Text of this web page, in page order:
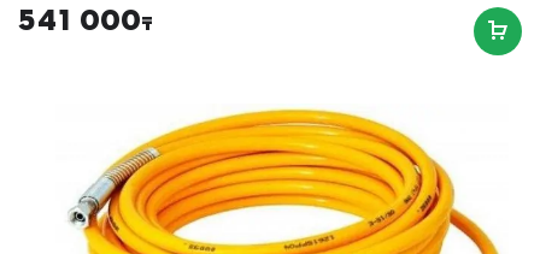
541 000₸